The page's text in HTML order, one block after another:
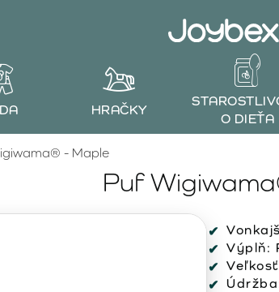
HRAČKY
O DIEŤA
Puf
- Maple
Výplň: